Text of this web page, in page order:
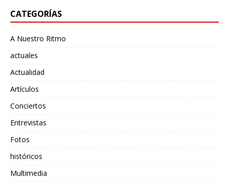
CATEGORÍAS
A Nuestro Ritmo
actuales
Actualidad
Artículos
Conciertos
Entrevistas
Fotos
históricos
Multimedia